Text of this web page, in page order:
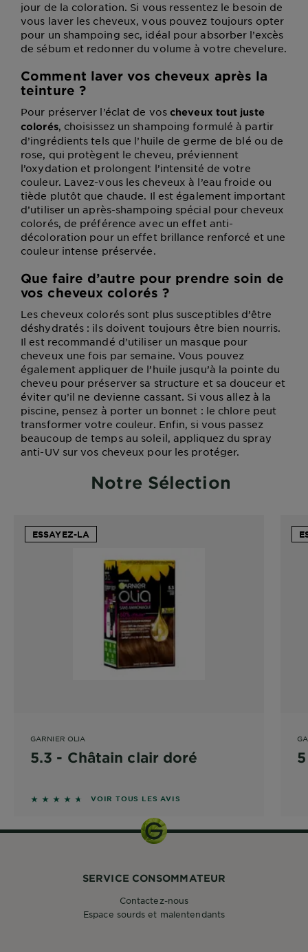
jour de la coloration. Si vous ressentez le besoin de
vous laver les cheveux, vous pouvez toujours opter
pour un shampoing sec, idéal pour absorber l’excès
de sébum et redonner du volume à votre chevelure.
Comment laver vos cheveux après la
teinture ?
Pour préserver l’éclat de vos cheveux tout juste
colorés, choisissez un shampoing formulé à partir
d’ingrédients tels que l’huile de germe de blé ou de
rose, qui protègent le cheveu, préviennent
l’oxydation et prolongent l’intensité de votre
couleur. Lavez-vous les cheveux à l’eau froide ou
tiède plutôt que chaude. Il est également important
d’utiliser un après-shampoing spécial pour cheveux
colorés, de préférence avec un effet anti-
décoloration pour un effet brillance renforcé et une
couleur intense préservée.
Que faire d’autre pour prendre soin de
vos cheveux colorés ?
Les cheveux colorés sont plus susceptibles d’être
déshydratés : ils doivent toujours être bien nourris.
Il est recommandé d’utiliser un masque pour
cheveux une fois par semaine. Vous pouvez
également appliquer de l’huile jusqu’à la pointe du
cheveu pour préserver sa structure et sa douceur et
éviter qu’il ne devienne cassant. Si vous allez à la
piscine, pensez à porter un bonnet : le chlore peut
transformer votre couleur. Enfin, si vous passez
beaucoup de temps au soleil, appliquez du spray
anti-UV sur vos cheveux pour les protéger.
Notre Sélection
ESSAYEZ-LA
GARNIER OLIA
5.3 - Châtain clair doré
4.5 sur 5 étoiles basé sur les avis
VOIR TOUS LES AVIS
SERVICE CONSOMMATEUR
Contactez-nous
Espace sourds et malentendants